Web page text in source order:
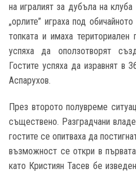
на игралият за дубъла на
„орлите” играха под
топката и имаха
успяха да оползотворят
Гостите успяха да изравнят в
Аспарухов.
През второто полувреме
съществено. Разградчани
гостите се опитваха да
възможност се откри в
като Кристиян Тасев бе